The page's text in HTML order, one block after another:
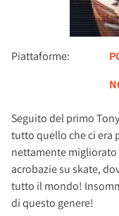
Piattaforme:
Seguito del primo
tutto quello che ci era
nettamente
acrobazie su skate,
tutto il mondo!
di questo genere!